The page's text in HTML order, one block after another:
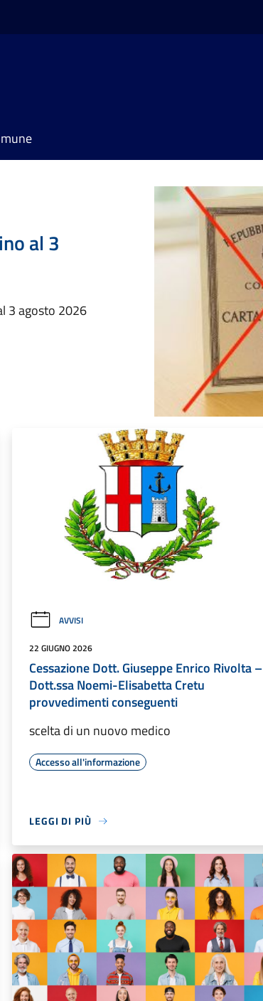
al 3
3 agosto 2026
AVVISI
22 GIUGNO 2026
Cessazione Dott. Giuseppe Enrico Rivolta –
Dott.ssa Noemi-Elisabetta Cretu
provvedimenti conseguenti
scelta di un nuovo medico
Accesso all'informazione
LEGGI DI PIÙ